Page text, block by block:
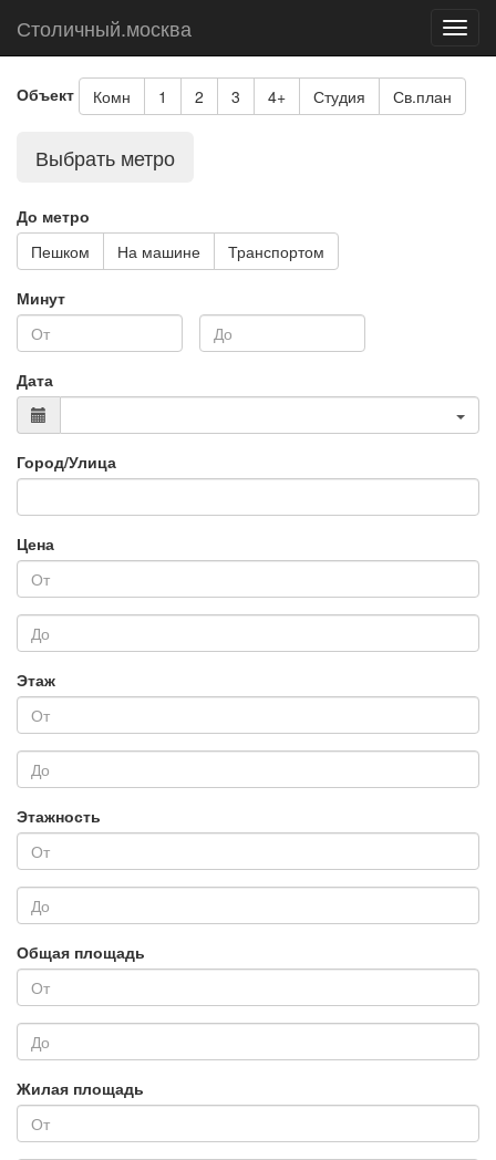
Столичный.москва
Объект Комн 1 2 3 4+ Студия Св.план
Выбрать метро
До метро
Пешком
На машине Транспортом
Минут
Дата
Город/Улица
Цена
Этаж
Этажность
Общая площадь
Жилая площадь